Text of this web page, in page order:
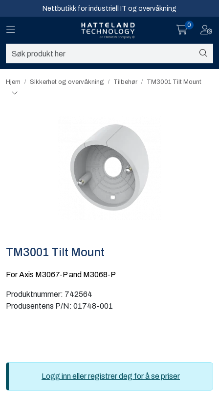
Skip to main contentNettbutikk for industriell IT og overvåkning
Toggle navigation
0
Hjem Sikkerhet og overvåkning Tilbehør TM3001 Tilt Mount
TM3001 Tilt Mount
For Axis M3067-P and M3068-P
Produktnummer: 742564
Produsentens P/N: 01748-001
Logg inn eller registrer deg for å se priser
Nettverk
Computing
Sikkerhet og overvåkning
Software og analyse
Infosenter